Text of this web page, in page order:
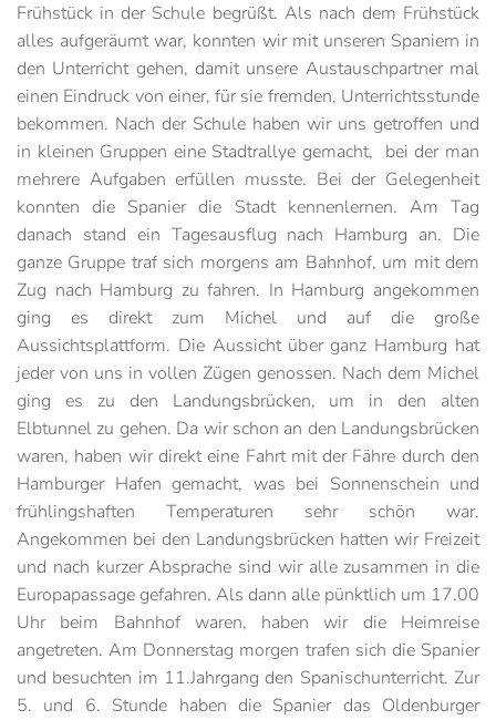
Frühstück in der Schule begrüßt. Als nach dem Frühstück
alles aufgeräumt war, konnten wir mit unseren Spaniern in
den Unterricht gehen, damit unsere Austauschpartner mal
einen Eindruck von einer, für sie fremden, Unterrichtsstunde
bekommen. Nach der Schule haben wir uns getroffen und
in kleinen Gruppen eine Stadtrallye gemacht, bei der man
mehrere Aufgaben erfüllen musste. Bei der Gelegenheit
konnten die Spanier die Stadt kennenlernen. Am Tag
danach stand ein Tagesausflug nach Hamburg an. Die
ganze Gruppe traf sich morgens am Bahnhof, um mit dem
Zug nach Hamburg zu fahren. In Hamburg angekommen
ging es direkt zum Michel und auf die große
Aussichtsplattform. Die Aussicht über ganz Hamburg hat
jeder von uns in vollen Zügen genossen. Nach dem Michel
ging es zu den Landungsbrücken, um in den alten
Elbtunnel zu gehen. Da wir schon an den Landungsbrücken
waren, haben wir direkt eine Fahrt mit der Fähre durch den
Hamburger Hafen gemacht, was bei Sonnenschein und
frühlingshaften Temperaturen sehr schön war.
Angekommen bei den Landungsbrücken hatten wir Freizeit
und nach kurzer Absprache sind wir alle zusammen in die
Europapassage gefahren. Als dann alle pünktlich um 17.00
Uhr beim Bahnhof waren, haben wir die Heimreise
angetreten. Am Donnerstag morgen trafen sich die Spanier
und besuchten im 11.Jahrgang den Spanischunterricht. Zur
5. und 6. Stunde haben die Spanier das Oldenburger